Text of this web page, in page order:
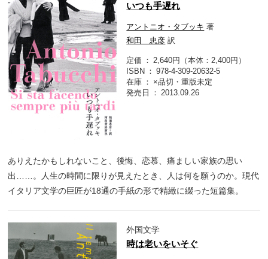
いつも手遅れ
アントニオ・タブッキ 著
和田 忠彦 訳
定価
2,640円（本体：2,400円）
ISBN
978-4-309-20632-5
在庫
×品切・重版未定
発売日
2013.09.26
ありえたかもしれないこと、後悔、恋慕、痛ましい家族の思い
出……。人生の時間に限りが見えたとき、人は何を願うのか。現代
イタリア文学の巨匠が18通の手紙の形で精緻に綴った短篇集。
外国文学
時は老いをいそぐ